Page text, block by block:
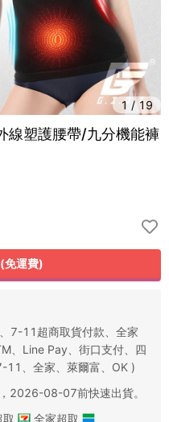
1 /19
線塑護腰帶/九分機能褲
免運費)
7-11超商取貨付款、全家
、Line Pay、街口支付、四
11、全家、萊爾富、OK )
2026-08-07前快速出貨。
全家超取